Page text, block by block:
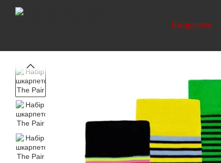
Перейти до основного контенту
Шкарпетки